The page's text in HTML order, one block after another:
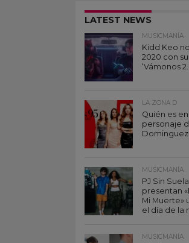
LATEST NEWS
MUSICMANÍA
Kidd Keo
2020 con
‘Vámonos
LA ZONA D
Quién es
personaje
Dominguez
MUSICMANÍA
PJ Sin
presentan
Mi Muerte»
el día de la
MUSICMANÍA